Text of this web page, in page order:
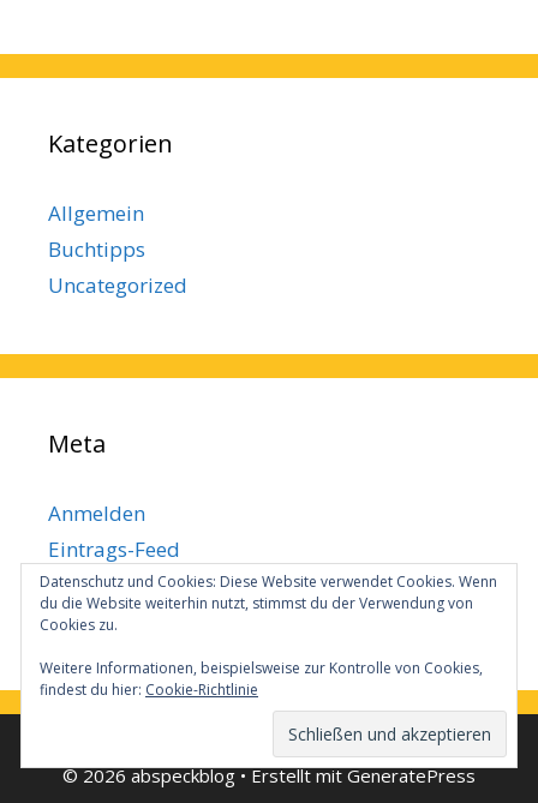
Kategorien
Allgemein
Buchtipps
Uncategorized
Meta
Anmelden
Eintrags-Feed
Kommentar-Feed
WordPress.org
© 2026 abspeckblog• Erstellt mitGeneratePress
Datenschutz und Cookies: Diese Website verwendet Cookies. Wenn
du die Website weiterhin nutzt, stimmst du der Verwendung von
Cookies zu.
Weitere Informationen, beispielsweise zur Kontrolle von Cookies,
findest du hier: Cookie-Richtlinie